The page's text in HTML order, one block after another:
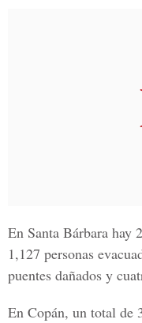
En Santa Bárbara hay
1,127 personas
puentes dañados y
En Copán, un total de